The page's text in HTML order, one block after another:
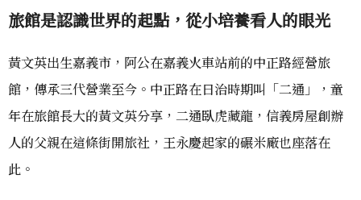
旅館是認識世界的起點，從小培養看人的眼光
黃文英出生嘉義市，阿公在嘉義火車站前的中正路經營旅
館，傳承三代營業至今。中正路在日治時期叫「二通」，童
年在旅館長大的黃文英分享，二通臥虎藏龍，信義房屋創辦
人的父親在這條街開旅社，王永慶起家的碾米廠也座落在
此。